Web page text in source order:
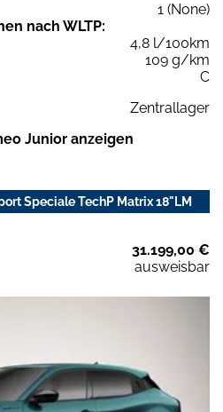
1 (None)
nach WLTP:
4,8 l/100km
109 g/km
C
Zentrallager
Junior anzeigen
Speciale TechP Matrix 18"LM
31.199,00 €
ausweisbar